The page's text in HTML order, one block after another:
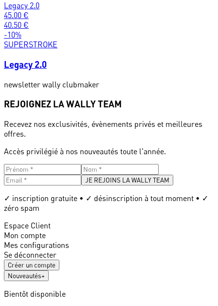
Legacy 2.0
45.00 €
40.50 €
-10%
SUPERSTROKE
Legacy 2.0
newsletter wally clubmaker
REJOIGNEZ LA WALLY TEAM
Recevez nos exclusivités, évènements privés et meilleures
offres.
Accès privilégié à nos nouveautés toute l'année.
JE REJOINS LA WALLY TEAM
✓ inscription gratuite • ✓ désinscription à tout moment • ✓
zéro spam
Espace Client
Mon compte
Mes configurations
Se déconnecter
Créer un compte
Nouveautés+
Bientôt disponible